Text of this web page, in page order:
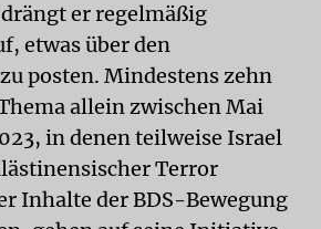
er regelmäßig
etwas über den
posten. Mindestens zehn
allein zwischen Mai
in denen teilweise Israel
Terror
Inhalte der BDS-Bewegung